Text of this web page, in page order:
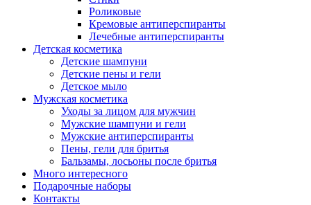
Роликовые
Кремовые антиперспиранты
Лечебные антиперспиранты
Детская косметика
Детские шампуни
Детские пены и гели
Детское мыло
Мужская косметика
Уходы за лицом для мужчин
Мужские шампуни и гели
Мужские антиперспиранты
Пены, гели для бритья
Бальзамы, лосьоны после бритья
Много интересного
Подарочные наборы
Контакты